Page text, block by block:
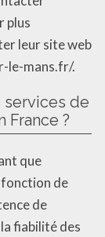
plus
leur site web
le-mans.fr/.
de
France ?
que
fonction de
de
fiabilité des